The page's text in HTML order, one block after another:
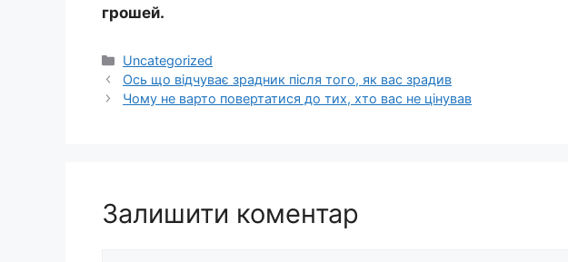
грошей.
Категорії
Uncategorized
Ось що відчуває зрадник після того, як вас зрадив
Чому не варто повертатися до тих, хто вас не цінував
Залишити коментар